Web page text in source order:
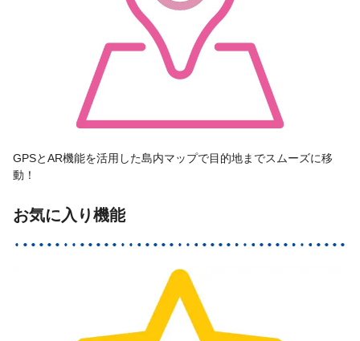
GPSとAR機能を活用した島内マップで目的地までスムーズに移
動！
お気に入り機能